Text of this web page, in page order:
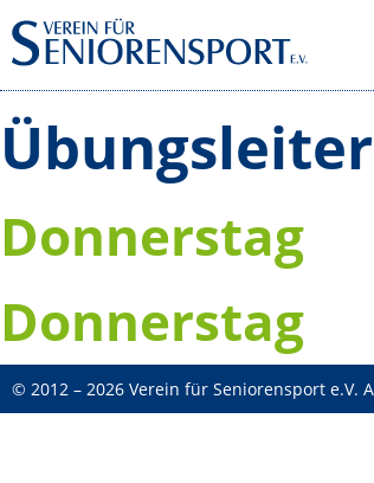
Donnerstag
Donnerstag
© 2012 – 2026 Verein für Seniorensport e.V.